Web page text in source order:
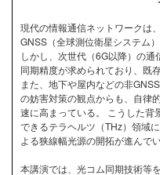
現代の情報通信ネットワークは
GNSS（全球測位衛星システム
しかし、次世代（6G以降）の
同期精度が求められており、既
また、地下や屋内などの非
の妨害対策の観点からも、自律
速に高まっている。 こうした背
できるテラヘルツ（THz）領域
よる狭線幅光源の開拓が進んでい
本講演では、光コム同期技術等